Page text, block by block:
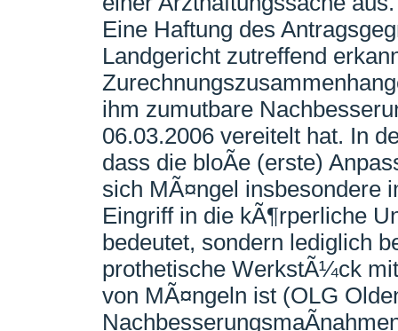
Eine Haftung des
Landgericht zutreffend
ihm zumutbare
06.03.2006 vereitelt hat. In
dass die bloÃe (erste)
sich MÃ¤ngel insbesondere
Eingriff in die kÃ¶rperliche
bedeutet, sondern lediglich
prothetische WerkstÃ¼ck
von MÃ¤ngeln ist (OLG